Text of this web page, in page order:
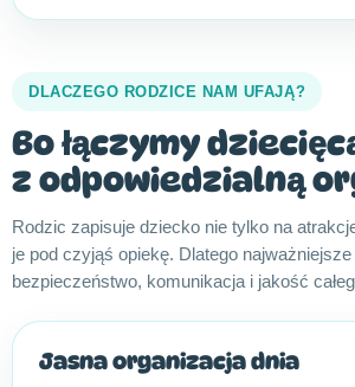
DLACZEGO RODZICE NAM UFAJĄ?
Bo łączymy
z odpowiedzialną
Rodzic zapisuje dziecko nie tylko na
je pod czyjąś opiekę. Dlatego
bezpieczeństwo, komunikacja i jakość
Jasna organizacja dnia